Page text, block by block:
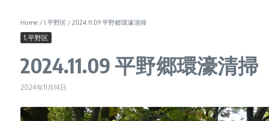
Home /1.平野区 /2024.11.09 平野郷環濠清掃
1.平野区
2024.11.09 平野郷環濠清掃
2024年11月14日